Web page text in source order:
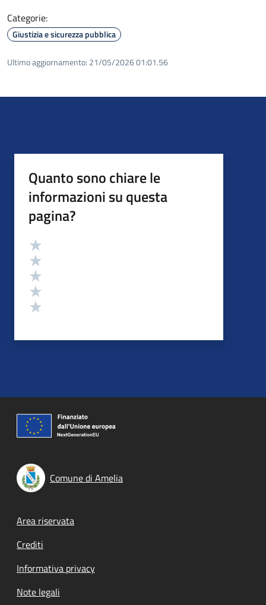
Categorie:
Giustizia e sicurezza pubblica
Ultimo aggiornamento: 21/05/2026 01:01.56
Quanto sono chiare le
informazioni su questa
pagina?
Valutazione
Comune di Amelia
Footer menu
Area riservata
Crediti
Informativa privacy
Note legali